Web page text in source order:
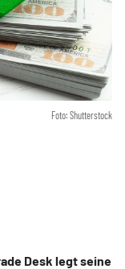
Foto: Shutterstock
Desk legt seine